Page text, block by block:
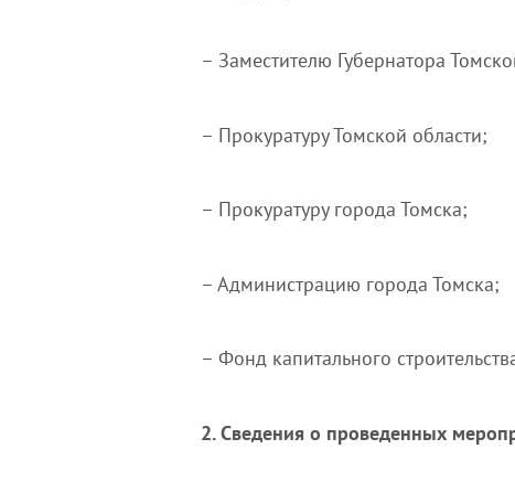
– Заместителю Губернатора
– Прокуратуру Томской области;
– Прокуратуру города Томска;
– Администрацию города Томска;
– Фонд капитального
2. Сведения о проведенных